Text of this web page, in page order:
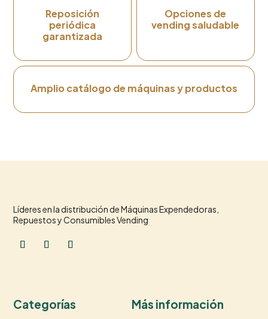
Reposición
periódica
garantizada
Opciones de
vending saludable
Amplio catálogo de máquinas y productos
Líderes en la distribución de Máquinas Expendedoras,
Repuestos y Consumibles Vending
Categorías Más información